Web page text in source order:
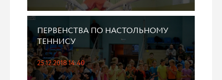
ПЕРВЕНСТВА ПО НАСТОЛЬНОМУ
ТЕННИСУ
25.12.2018 14:40